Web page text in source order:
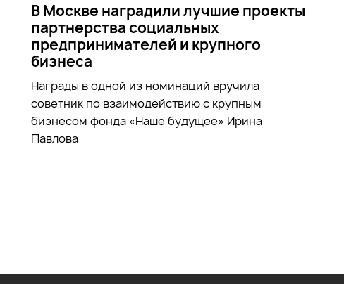
В Москве наградили лучшие проекты
партнерства социальных
предпринимателей и крупного
бизнеса
Награды в одной из номинаций вручила
советник по взаимодействию с крупным
бизнесом фонда «Наше будущее» Ирина
Павлова